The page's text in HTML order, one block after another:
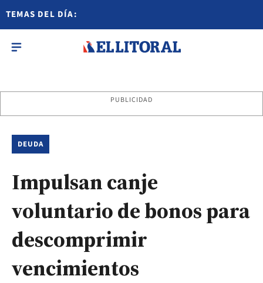
TEMAS DEL DÍA:
PUBLICIDAD
DEUDA
Impulsan canje
voluntario de bonos para
descomprimir
vencimientos